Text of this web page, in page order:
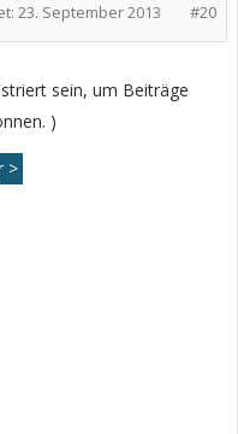
#20
23. September 2013
sein, um Beiträge
)
>